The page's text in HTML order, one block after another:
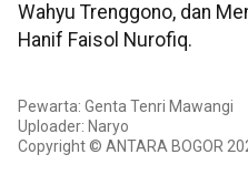
Wahyu Trenggono, dan
Hanif Faisol Nurofiq.
Pewarta: Genta Tenri Mawangi
Uploader: Naryo
Copyright © ANTARA BOGOR